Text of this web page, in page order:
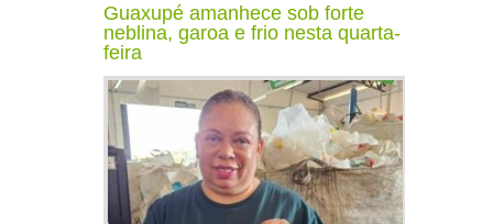
Guaxupé amanhece sob forte
neblina, garoa e frio nesta quarta-
feira